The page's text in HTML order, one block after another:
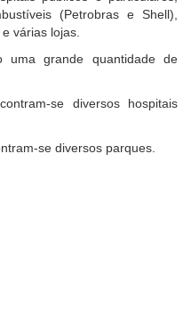
(Petrobras e Shell),
várias lojas.
uma grande quantidade de
se diversos hospitais
se diversos parques.